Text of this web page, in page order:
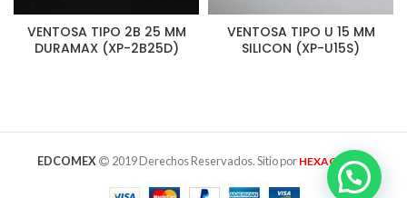
VENTOSA TIPO 2B 25 MM
DURAMAX (XP-2B25D)
VENTOSA TIPO U 15 MM
SILICON (XP-U15S)
EDCOMEX 2019 Derechos Reservados. Sitio por HEXAGRAMA